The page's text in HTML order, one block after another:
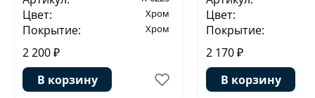
Цвет: Хром
Покрытие: Хром
2 200 ₽
В корзину
Цвет:
Покрытие:
2 170 ₽
В корзину